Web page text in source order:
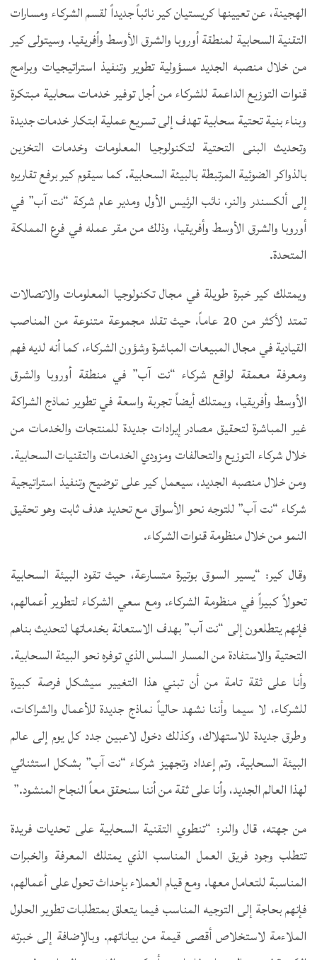
الهجينة، عن تعيينها كريستيان كير نائباً جديداً لقسم الشركاء ومسارات
التقنية السحابية لمنطقة أوروبا والشرق الأوسط وأفريقيا. وسيتولى كير
من خلال منصبه الجديد مسؤولية تطوير وتنفيذ استراتيجيات وبرامج
قنوات التوزيع الداعمة للشركاء من أجل توفير خدمات سحابية مبتكرة
وبناء بنية تحتية سحابية تهدف إلى تسريع عملية ابتكار خدمات جديدة
وتحديث البنى التحتية لتكنولوجيا المعلومات وخدمات التخزين
بالذواكر الضوئية المرتبطة بالبيئة السحابية. كما سيقوم كير برفع تقاريره
إلى ألكسندر والنر، نائب الرئيس الأول ومدير عام شركة “نت آب” في
أوروبا والشرق الأوسط وأفريقيا، وذلك من مقر عمله في فرع المملكة
المتحدة.
ويمتلك كير خبرة طويلة في مجال تكنولوجيا المعلومات والاتصالات
تمتد لأكثر من 20 عاماً، حيث تقلد مجموعة متنوعة من المناصب
القيادية في مجال المبيعات المباشرة وشؤون الشركاء، كما أنه لديه فهم
ومعرفة معمقة لواقع شركاء “نت آب” في منطقة أوروبا والشرق
الأوسط وأفريقيا، ويمتلك أيضاً تجربة واسعة في تطوير نماذج الشراكة
غير المباشرة لتحقيق مصادر إيرادات جديدة للمنتجات والخدمات من
خلال شركاء التوزيع والتحالفات ومزودي الخدمات والتقنيات السحابية.
ومن خلال منصبه الجديد، سيعمل كير على توضيح وتنفيذ استراتيجية
شركاء “نت آب” للتوجه نحو الأسواق مع تحديد هدف ثابت وهو تحقيق
النمو من خلال منظومة قنوات الشركاء.
وقال كير: “يسير السوق بوتيرة متسارعة، حيث تقود البيئة السحابية
تحولاً كبيراً في منظومة الشركاء. ومع سعي الشركاء لتطوير أعمالهم،
فإنهم يتطلعون إلى “نت آب” بهدف الاستعانة بخدماتها لتحديث بناهم
التحتية والاستفادة من المسار السلس الذي توفره نحو البيئة السحابية.
وأنا على ثقة تامة من أن تبني هذا التغيير سيشكل فرصة كبيرة
للشركاء، لا سيما وأننا نشهد حالياً نماذج جديدة للأعمال والشراكات،
وطرق جديدة للاستهلاك، وكذلك دخول لاعبين جدد كل يوم إلى عالم
البيئة السحابية. وتم إعداد وتجهيز شركاء “نت آب” بشكل استثنائي
لهذا العالم الجديد، وأنا على ثقة من أننا سنحقق معاً النجاح المنشود.”
من جهته، قال والنر: “تنطوي التقنية السحابية على تحديات فريدة
تتطلب وجود فريق العمل المناسب الذي يمتلك المعرفة والخبرات
المناسبة للتعامل معها. ومع قيام العملاء بإحداث تحول على أعمالهم،
فإنهم بحاجة إلى التوجيه المناسب فيما يتعلق بمتطلبات تطوير الحلول
الملاءمة لاستخلاص أقصى قيمة من بياناتهم. وبالإضافة إلى خبرته